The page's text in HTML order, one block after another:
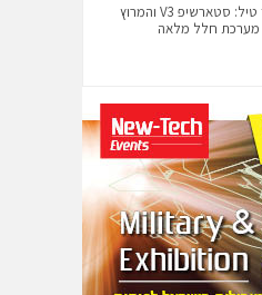
לא עוד טיל: סטארשיפ V3 והמרוץ
מערכת חלל מלאה